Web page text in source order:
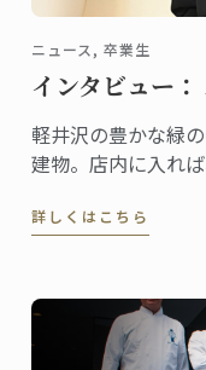
ニュース, 卒業生
インタビュー
軽井沢の豊かな緑
建物。店内に入れ
誘います。
詳しくはこちら